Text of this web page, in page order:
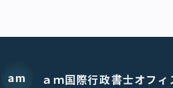
am ａｍ国際行政書士オフィ